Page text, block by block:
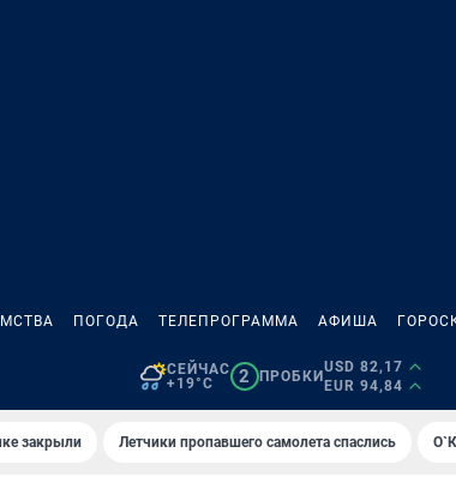
ПОГОДА ТЕЛЕПРОГРАММА АФИША
СЕЙЧАС
+19°C
2 ПРОБКИ
USD 82,17
EUR 94,84
закрыли Летчики пропавшего самолета спаслись